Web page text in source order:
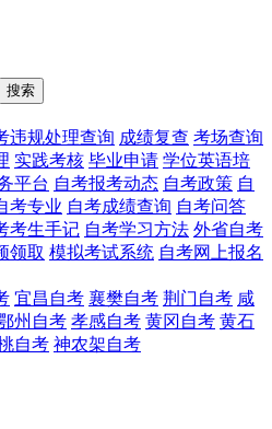
搜索
违规处理查询 成绩复查 考场查询
实践考核 毕业申请 学位英语培
平台 自考报考动态 自考政策 自
考专业 自考成绩查询 自考问答
考生手记 自考学习方法 外省自考
领取 模拟考试系统 自考网上报名
宜昌自考 襄樊自考 荆门自考 咸
州自考 孝感自考 黄冈自考 黄石
自考 神农架自考